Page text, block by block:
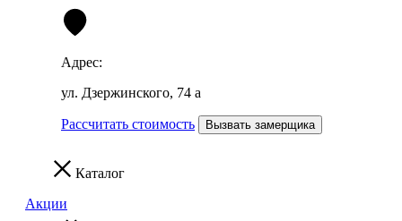
Адрес:
ул. Дзержинского, 74 а
Рассчитать стоимость Вызвать замерщика
Каталог
Акции